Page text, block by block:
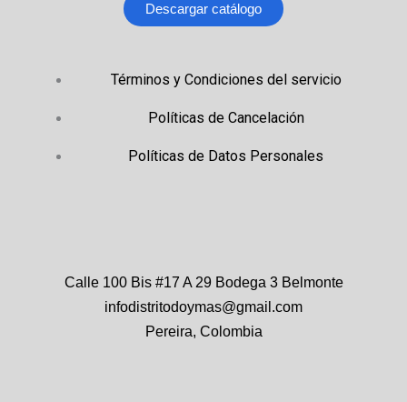
Descargar catálogo
Términos y Condiciones del servicio
Políticas de Cancelación
Políticas de Datos Personales
Calle 100 Bis #17 A 29 Bodega 3 Belmonte
infodistritodoymas@gmail.com
Pereira, Colombia